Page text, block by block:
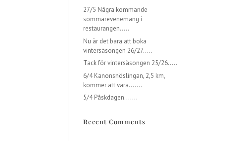
27/5 Några kommande
sommarevenemang i
restaurangen…..
Nu är det bara att boka
vintersäsongen 26/27…..
Tack för vintersäsongen 25/26…..
6/4 Kanonsnöslingan, 2,5 km,
kommer att vara…….
5/4 Påskdagen…….
Recent Comments